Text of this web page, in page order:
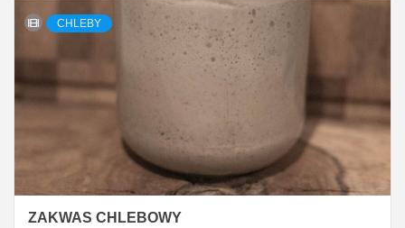
CHLEBY
ZAKWAS CHLEBOWY